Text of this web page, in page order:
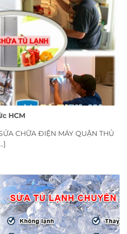
HCM
CHỮA ĐIỆN MÁY QUẬN THỦ